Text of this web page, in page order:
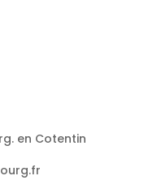
en Cotentin